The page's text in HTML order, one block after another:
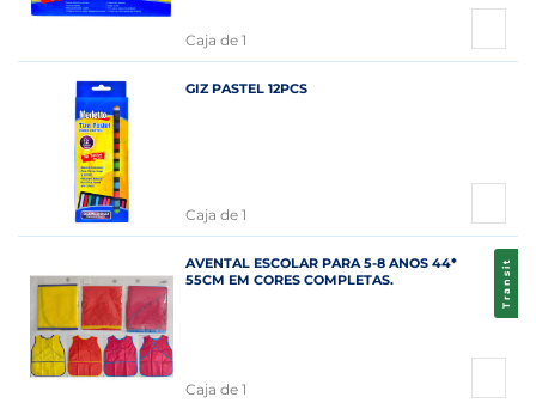
Caja de 1
GIZ PASTEL 12PCS
Caja de 1
Transit
AVENTAL ESCOLAR PARA 5-8 ANOS 44*
55CM EM CORES COMPLETAS.
Caja de 1